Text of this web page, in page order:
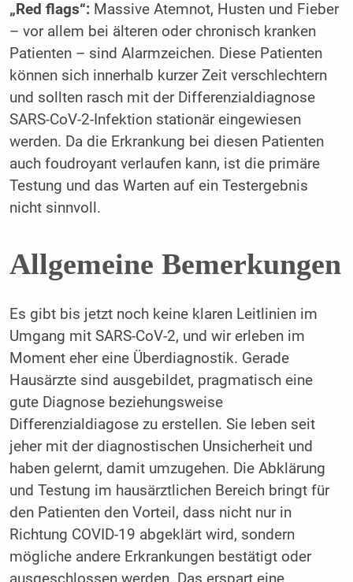
„Red flags“:Massive Atemnot, Husten und Fieber
– vor allem bei älteren oder chronisch kranken
Patienten – sind Alarmzeichen. Diese Patienten
können sich innerhalb kurzer Zeit verschlechtern
und sollten rasch mit der Differenzialdiagnose
SARS-CoV-2-Infektion stationär eingewiesen
werden. Da die Erkrankung bei diesen Patienten
auch foudroyant verlaufen kann, ist die primäre
Testung und das Warten auf ein Testergebnis
nicht sinnvoll.
Allgemeine Bemerkungen
Es gibt bis jetzt noch keine klaren Leitlinien im
Umgang mit SARS-CoV-2, und wir erleben im
Moment eher eine Überdiagnostik. Gerade
Hausärzte sind ausgebildet, pragmatisch eine
gute Diagnose beziehungsweise
Differenzialdiagose zu erstellen. Sie leben seit
jeher mit der diagnostischen Unsicherheit und
haben gelernt, damit umzugehen. Die Abklärung
und Testung im hausärztlichen Bereich bringt für
den Patienten den Vorteil, dass nicht nur in
Richtung COVID-19 abgeklärt wird, sondern
mögliche andere Erkrankungen bestätigt oder
ausgeschlossen werden. Das erspart eine